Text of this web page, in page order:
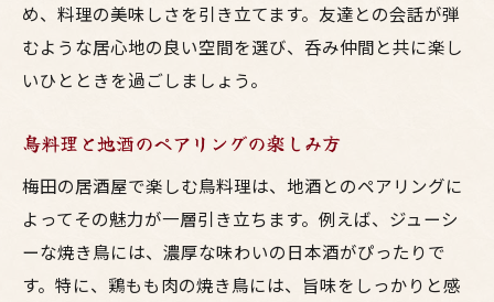
め、料理の美味しさを引き立てます。友達との会話が弾
むような居心地の良い空間を選び、呑み仲間と共に楽し
いひとときを過ごしましょう。
鳥料理と地酒のペアリングの楽しみ方
梅田の居酒屋で楽しむ鳥料理は、地酒とのペアリングに
よってその魅力が一層引き立ちます。例えば、ジューシ
ーな焼き鳥には、濃厚な味わいの日本酒がぴったりで
す。特に、鶏もも肉の焼き鳥には、旨味をしっかりと感